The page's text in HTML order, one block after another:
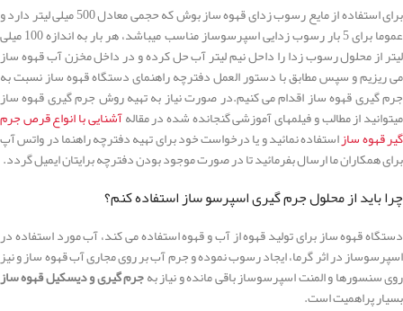
برای استفاده از مایع رسوب زدای قهوه ساز بوش که حجمی معادل 500 میلی لیتر دارد و
عموما برای 5 بار رسوب زدایی اسپرسوساز مناسب میباشد، هر بار به اندازه 100 میلی
لیتر از محلول رسوب زدا را داحل نیم لیتر آب حل کرده و در داخل مخزن آب قهوه ساز
می ریزیم و سپس مطابق با دستور العمل دفترچه راهنمای دستگاه قهوه ساز نسبت به
جرم گیری قهوه ساز اقدام می کنیم.در صورت نیاز به تهیه روش جرم گیری قهوه ساز
میتوانید از مطالب و فیلمهای آموزشی گنجانده شده در مقالهآشنایی با انواع قرص جرم
گیر قهوه سازاستفاده نمائید و یا درخواست خود برای تهیه دفترچه راهنما در واتس آپ
برای همکاران ما ارسال بفرمائید تا در صورت موجود بودن دفترچه برایتان ایمیل گردد.
چرا باید از محلول جرم گیری اسپرسو ساز استفاده کنم؟
دستگاه قهوه ساز برای تولید قهوه از آب و قهوه استفاده می کند، آب مورد استفاده در
اسپرسوساز در اثر گرما، ایجاد رسوب نموده و جرم آب بر روی مجاری آب قهوه ساز و نیز
روی سنسورها و المنت اسپرسوساز باقی مانده و نیاز بهجرم گیری و دیسکیل قهوه ساز
بسیار پراهمیت است.